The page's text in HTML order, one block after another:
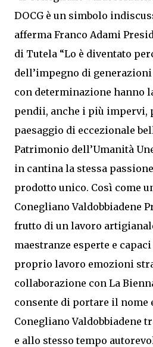
DOCG è un simbolo
afferma Franco Adami
di Tutela “Lo è diventato
dell’impegno di
con determinazione hanno
pendii, anche i più impervi,
paesaggio di eccezionale
Patrimonio dell’Umanità
in cantina la stessa
prodotto unico. Così come
Conegliano Valdobbiadene
frutto di un lavoro
maestranze esperte e
proprio lavoro emozioni
collaborazione con La
consente di portare il nome
Conegliano Valdobbiadene
e allo stesso tempo